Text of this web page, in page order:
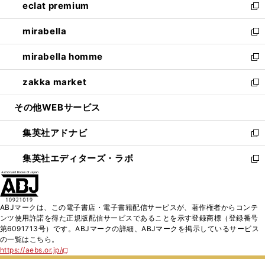
く
で
開
く
ド
ウ
で
開
く
ィ
ン
ド
ウ
で
開
く
い
ウ
ィ
ン
ド
ウ
で
開
eclat premium
新
し
い
ウ
ィ
ン
ド
ウ
開
く
mirabella
新
し
い
ウ
ィ
ン
ウ
で
開
く
mirabella homme
新
し
い
ウ
ン
ド
ウ
で
zakka market
新
し
ウ
ィ
ン
ド
く
その他WEBサービス
集英社アドナビ
新
し
い
ド
ウ
で
集英社エディターズ・ラボ
新
ィ
ン
ABJマークは、この電子書店・電子書籍配信サービスが、著作権者からコンテ
ンツ使用許諾を得た正規版配信サービスであることを示す登録商標（登録番号
第6091713号）です。ABJマークの詳細、ABJマークを掲示しているサービス
の一覧はこちら。
https://aebs.or.jp/
新